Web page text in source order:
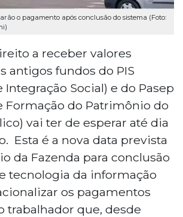
o pagamento após conclusão do sistema (Foto:
a receber valores
antigos fundos do PIS
Integração Social) e do Pasep
Formação do Patrimônio do
vai ter de esperar até dia
Esta é a nova data prevista
da Fazenda para conclusão
tecnologia da informação
os pagamentos
trabalhador que, desde